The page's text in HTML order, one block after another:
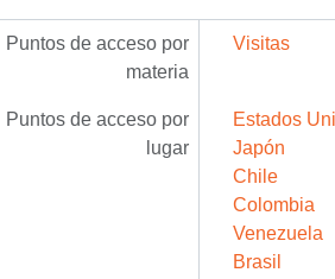
Puntos de acceso por
materia
Visitas
Puntos de acceso por
lugar
Estados
Japón
Chile
Colombia
Venezuela
Brasil